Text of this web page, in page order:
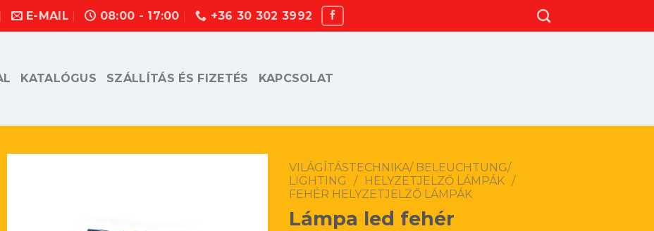
E-MAIL 08:00 - 17:00 +36 30 302 3992
KATALÓGUS SZÁLLÍTÁS ÉS FIZETÉS KAPCSOLAT
VILÁGÍTÁSTECHNIKA/ BELEUCHTUNG/
LIGHTING
/ HELYZETJELZŐ LÁMPÁK /
FEHÉR HELYZETJELZŐ LÁMPÁK
Lámpa led fehér